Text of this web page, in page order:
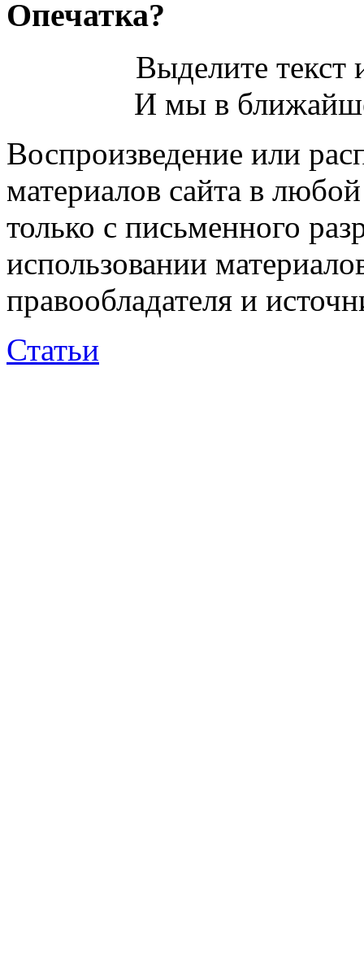
Опечатка?
Выделите
И мы в
Воспроизведение или
материалов сайта в
только с письменного
использовании
правообладателя и
Статьи